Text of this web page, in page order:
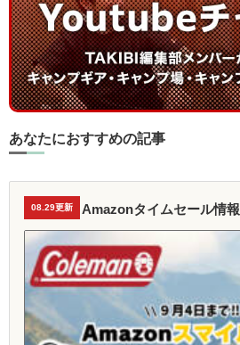
あなたにおすすめの記事
08.29更新 Amazonタイムセール情報